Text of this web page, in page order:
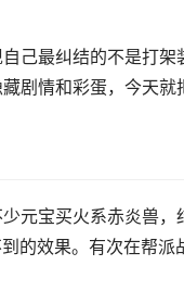
己最纠结的不是打
剧情和彩蛋，今天就
元宝买火系赤炎兽
的效果。有次在帮